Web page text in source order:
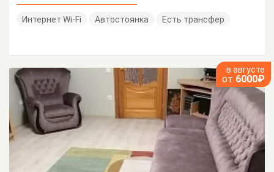
Интернет Wi-Fi Автостоянка Есть трансфер
в августе
от 6000₽